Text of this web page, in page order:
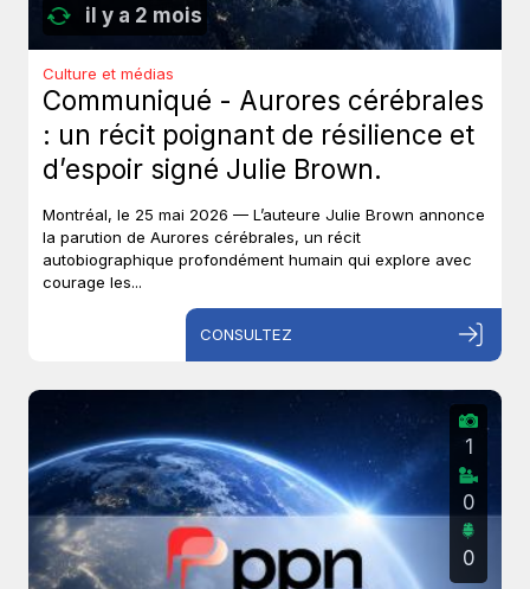
il y a 2 mois
Culture et médias
Communiqué - Aurores cérébrales
: un récit poignant de résilience et
d’espoir signé Julie Brown.
Montréal, le 25 mai 2026 — L’auteure Julie Brown annonce
la parution de Aurores cérébrales, un récit
autobiographique profondément humain qui explore avec
courage les...
CONSULTEZ
1
0
0